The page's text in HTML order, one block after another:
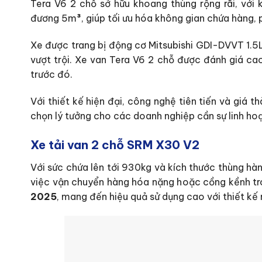
Tera V6 2 chỗ sở hữu khoang thùng rộng rãi,
đương 5m³, giúp tối ưu hóa không gian chứa
Xe được trang bị động cơ Mitsubishi GDI-DVVT
vượt trội. Xe van Tera V6 2 chỗ được đánh giá
trước đó.
Với thiết kế hiện đại, công nghệ tiên tiến và giá
chọn lý tưởng cho các doanh nghiệp cần sự linh
Xe tải van 2 chỗ SRM X30 V2
Với sức chứa lên tới 930kg và kích thước thùng
việc vận chuyển hàng hóa nặng hoặc cồng
2025, mang đến hiệu quả sử dụng cao với thiết